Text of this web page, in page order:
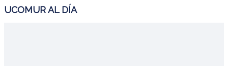
UCOMUR AL DÍA